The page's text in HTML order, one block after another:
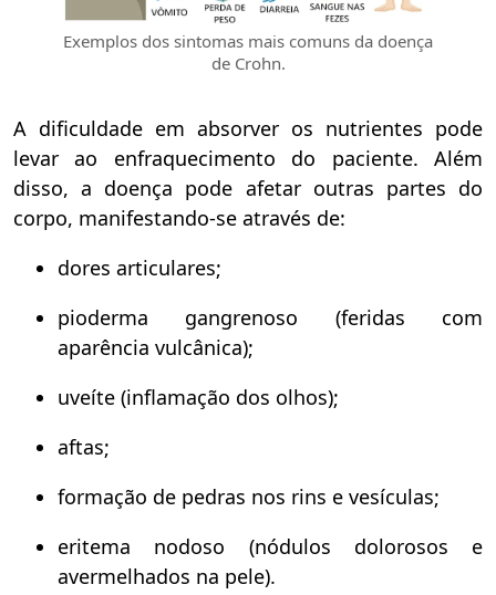
Exemplos dos sintomas mais comuns da doença
de Crohn.
A dificuldade em absorver os nutrientes pode
levar ao enfraquecimento do paciente. Além
disso, a doença pode afetar outras partes do
corpo, manifestando-se através de:
dores articulares;
pioderma gangrenoso (feridas com
aparência vulcânica);
uveíte (inflamação dos olhos);
aftas;
formação de pedras nos rins e vesículas;
eritema nodoso (nódulos dolorosos e
avermelhados na pele).